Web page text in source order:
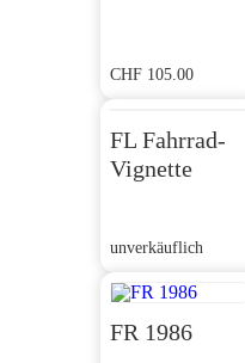
CHF 105.00
FL Fahrrad-
Vignette
unverkäuflich
FR 1986